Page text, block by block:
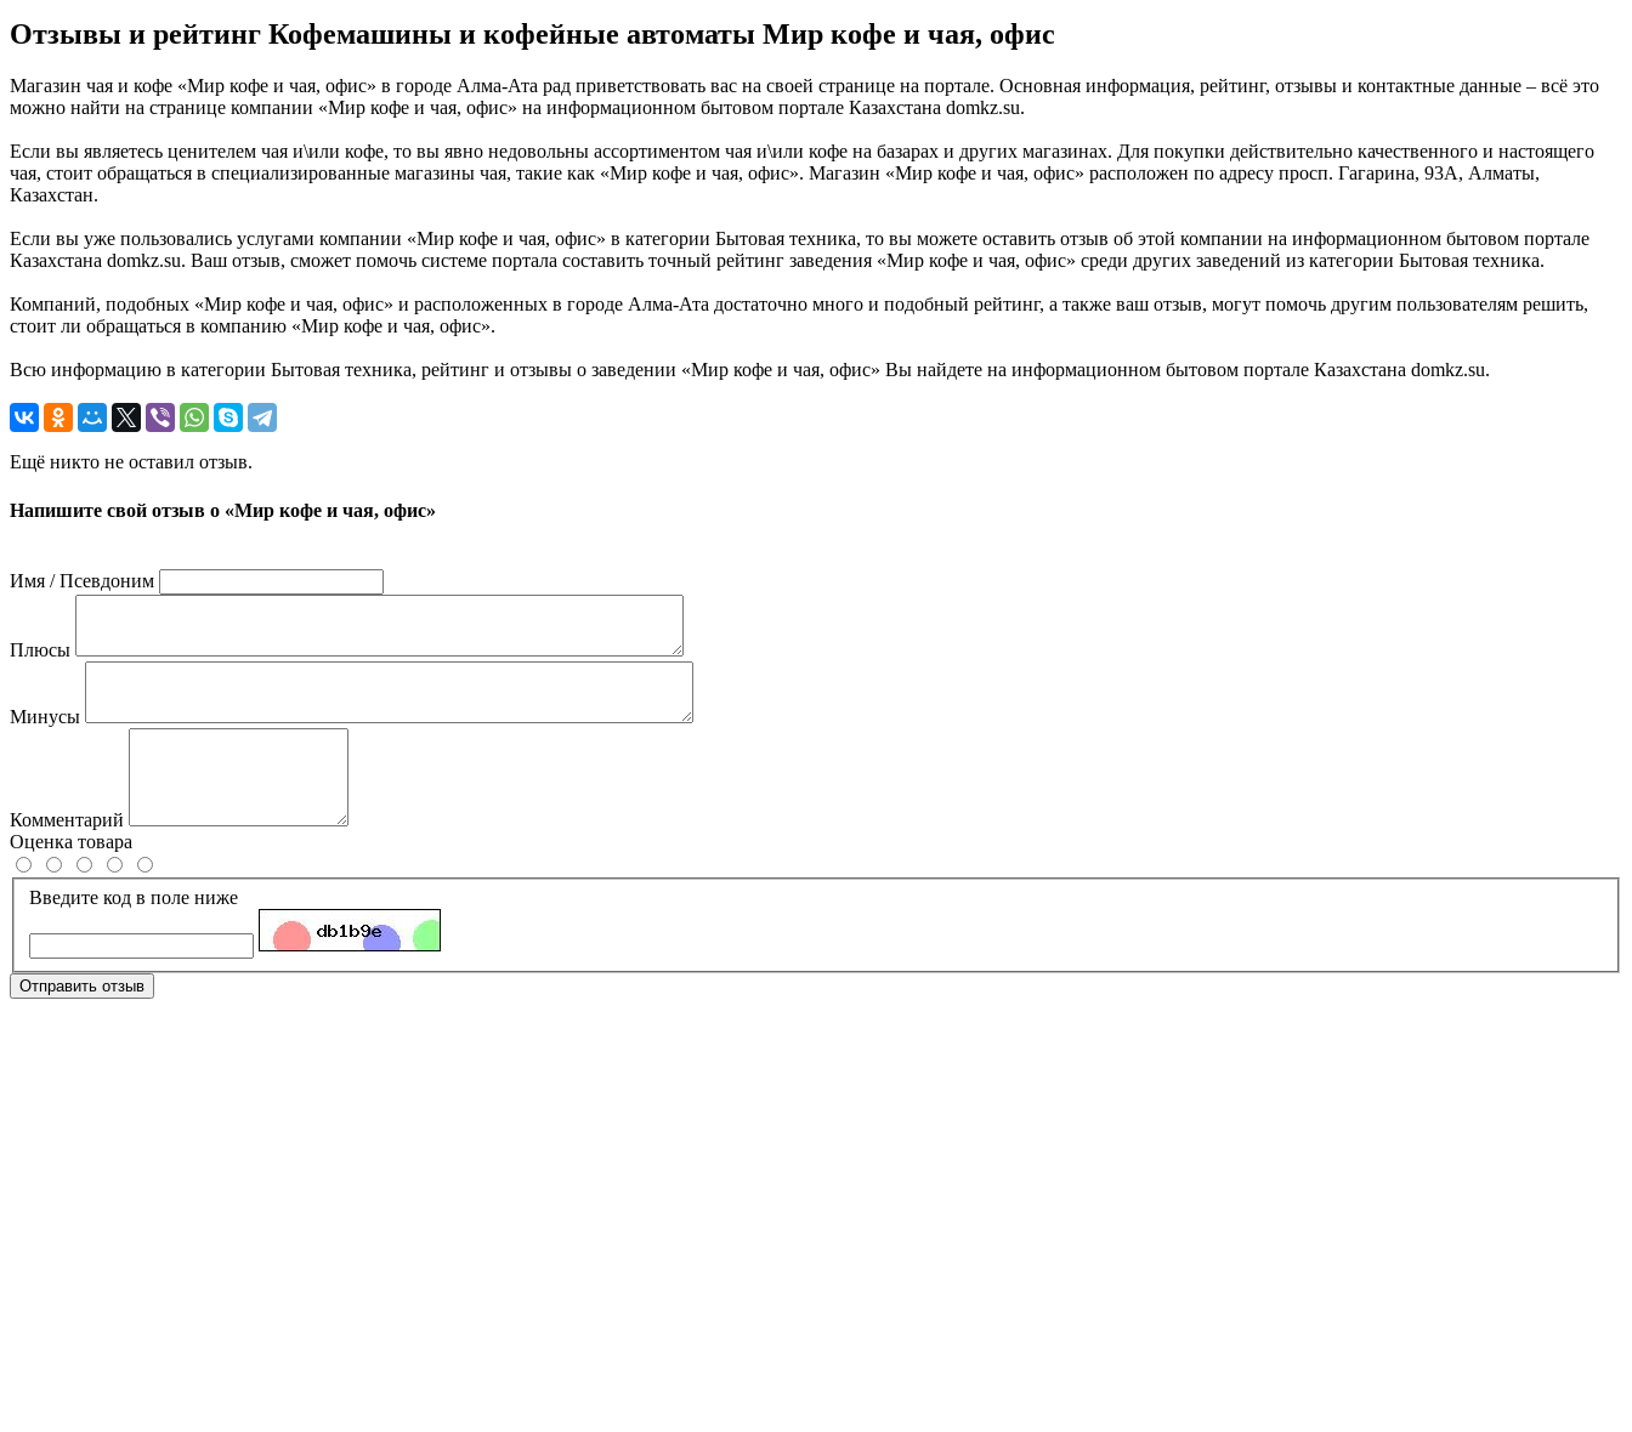
Отзывы и рейтинг Кофемашины и кофейные автоматы Мир кофе и чая, офис
Магазин чая и кофе «Мир кофе и чая, офис» в городе Алма-Ата рад приветствовать вас на своей странице на портале. Основная информация, рейтинг, отзывы и контактные данные – всё это
можно найти на странице компании «Мир кофе и чая, офис» на информационном бытовом портале Казахстана domkz.su.
Если вы являетесь ценителем чая и\или кофе, то вы явно недовольны ассортиментом чая и\или кофе на базарах и других магазинах. Для покупки действительно качественного и настоящего
чая, стоит обращаться в специализированные магазины чая, такие как «Мир кофе и чая, офис». Магазин «Мир кофе и чая, офис» расположен по адресу просп. Гагарина, 93А, Алматы,
Казахстан.
Если вы уже пользовались услугами компании «Мир кофе и чая, офис» в категории Бытовая техника, то вы можете оставить отзыв об этой компании на информационном бытовом портале
Казахстана domkz.su. Ваш отзыв, сможет помочь системе портала составить точный рейтинг заведения «Мир кофе и чая, офис» среди других заведений из категории Бытовая техника.
Компаний, подобных «Мир кофе и чая, офис» и расположенных в городе Алма-Ата достаточно много и подобный рейтинг, а также ваш отзыв, могут помочь другим пользователям решить,
стоит ли обращаться в компанию «Мир кофе и чая, офис».
Всю информацию в категории Бытовая техника, рейтинг и отзывы о заведении «Мир кофе и чая, офис» Вы найдете на информационном бытовом портале Казахстана domkz.su.
Ещё никто не оставил отзыв.
Напишите свой отзыв о «Мир кофе и чая, офис»
Имя / Псевдоним
Плюсы
Минусы
Комментарий
Оценка товара
Введите код в поле ниже
Отправить отзыв